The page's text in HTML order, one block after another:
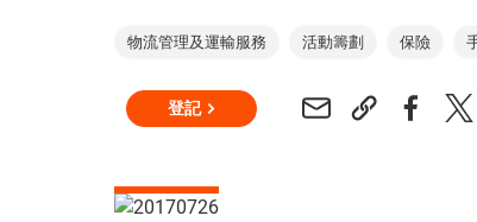
物流管理及運輸服務 活動籌劃 保險
登記